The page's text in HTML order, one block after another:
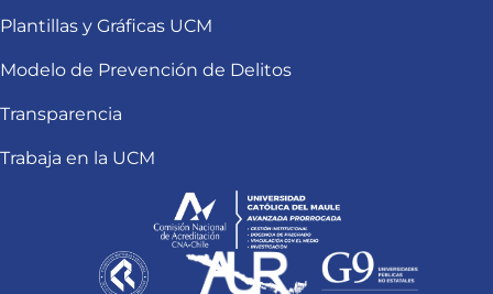
Plantillas y Gráficas UCM
Modelo de Prevención de Delitos
Transparencia
Trabaja en la UCM